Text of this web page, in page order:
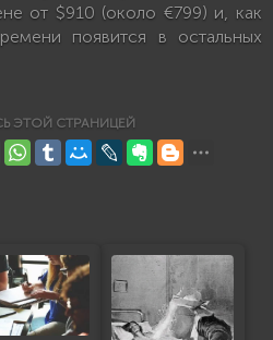
от $910 (около €799) и, как
появится в остальных
ЭТОЙ СТРАНИЦЕЙ